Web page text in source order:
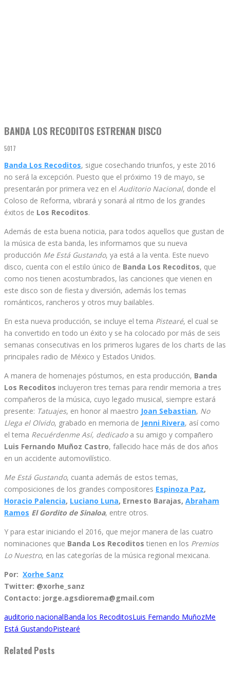
BANDA LOS RECODITOS ESTRENAN DISCO
5017
Banda Los Recoditos, sigue cosechando triunfos, y este 2016
no será la excepción. Puesto que el próximo 19 de mayo, se
presentarán por primera vez en el Auditorio Nacional, donde el
Coloso de Reforma, vibrará y sonará al ritmo de los grandes
éxitos de Los Recoditos.
Además de esta buena noticia, para todos aquellos que gustan de
la música de esta banda, les informamos que su nueva
producción Me Está Gustando, ya está a la venta. Este nuevo
disco, cuenta con el estilo único de Banda Los Recoditos, que
como nos tienen acostumbrados, las canciones que vienen en
este disco son de fiesta y diversión, además los temas
románticos, rancheros y otros muy bailables.
En esta nueva producción, se incluye el tema Pistearé, el cual se
ha convertido en todo un éxito y se ha colocado por más de seis
semanas consecutivas en los primeros lugares de los charts de las
principales radio de México y Estados Unidos.
A manera de homenajes póstumos, en esta producción, Banda
Los Recoditos incluyeron tres temas para rendir memoria a tres
compañeros de la música, cuyo legado musical, siempre estará
presente: Tatuajes, en honor al maestro Joan Sebastian, No
Llega el Olvido, grabado en memoria de Jenni Rivera, así como
el tema Recuérdenme Así, dedicadoa su amigo y compañero
Luis Fernando Muñoz Castro, fallecido hace más de dos años
en un accidente automovilístico.
Me Está Gustando, cuanta además de estos temas,
composiciones de los grandes compositores Espinoza Paz,
Horacio Palencia, Luciano Luna, Ernesto Barajas, Abraham
Ramos El Gordito de Sinaloa, entre otros.
Y para estar iniciando el 2016, que mejor manera de las cuatro
nominaciones que Banda Los Recoditos tienen en los Premios
Lo Nuestro, en las categorías de la música regional mexicana.
Por: Xorhe Sanz
Twitter: @xorhe_sanz
Contacto: jorge.agsdiorema@gmail.com
auditorio nacionalBanda los RecoditosLuis Fernando MuñozMe
Está GustandoPistearé
Related Posts